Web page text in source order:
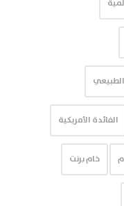
الطبيعي
الفائدة الأمريكية
خام برنت